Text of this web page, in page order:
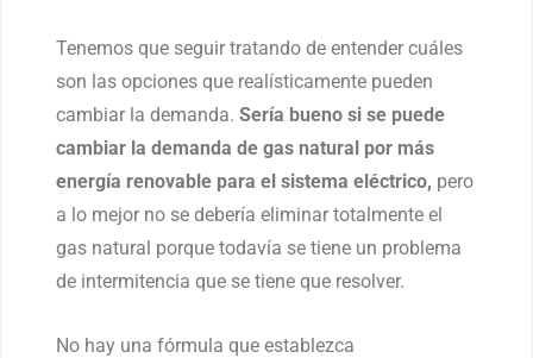
Tenemos que seguir tratando de entender cuáles
son las opciones que realísticamente pueden
cambiar la demanda. Sería bueno si se puede
cambiar la demanda de gas natural por más
energía renovable para el sistema eléctrico, pero
a lo mejor no se debería eliminar totalmente el
gas natural porque todavía se tiene un problema
de intermitencia que se tiene que resolver.
No hay una fórmula que establezca